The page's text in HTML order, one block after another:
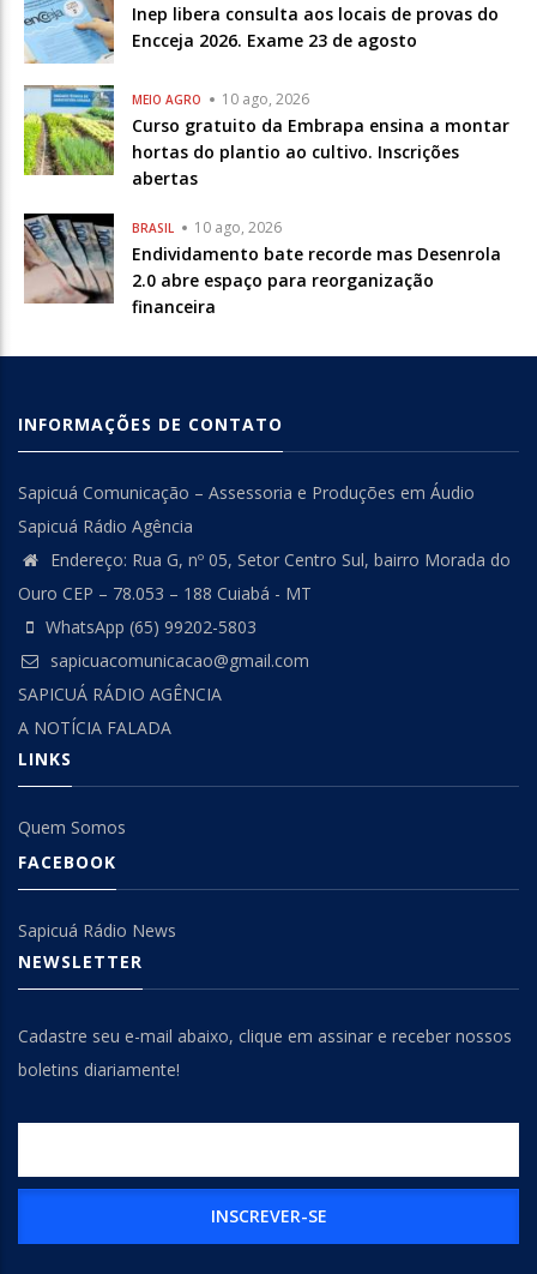
Inep libera consulta aos locais de provas do
Encceja 2026. Exame 23 de agosto
MEIO AGRO 10 ago, 2026
Curso gratuito da Embrapa ensina a montar
hortas do plantio ao cultivo. Inscrições
abertas
BRASIL 10 ago, 2026
Endividamento bate recorde mas Desenrola
2.0 abre espaço para reorganização
financeira
INFORMAÇÕES DE CONTATO
Sapicuá Comunicação – Assessoria e Produções em Áudio
Sapicuá Rádio Agência
Endereço: Rua G, nº 05, Setor Centro Sul, bairro Morada do
Ouro CEP – 78.053 – 188 Cuiabá - MT
WhatsApp (65) 99202-5803
sapicuacomunicacao@gmail.com
SAPICUÁ RÁDIO AGÊNCIA
A NOTÍCIA FALADA
LINKS
Quem Somos
FACEBOOK
Sapicuá Rádio News
NEWSLETTER
Cadastre seu e-mail abaixo, clique em assinar e receber nossos
boletins diariamente!